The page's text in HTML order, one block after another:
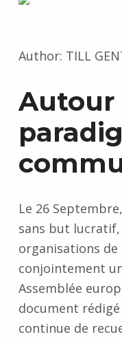
Author: TILL
Autour
Le 26
sans but lucratif,
organisations
conjointement
Assemblée
document
continue de